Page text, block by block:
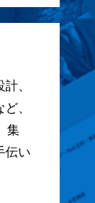
、
、
集
伝い